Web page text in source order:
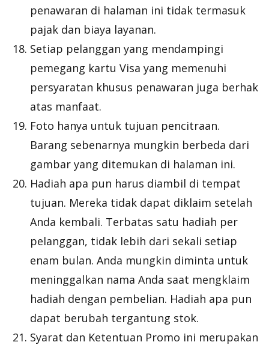
penawaran di halaman ini tidak termasuk
pajak dan biaya layanan.
Setiap pelanggan yang mendampingi
pemegang kartu Visa yang memenuhi
persyaratan khusus penawaran juga berhak
atas manfaat.
Foto hanya untuk tujuan pencitraan.
Barang sebenarnya mungkin berbeda dari
gambar yang ditemukan di halaman ini.
Hadiah apa pun harus diambil di tempat
tujuan. Mereka tidak dapat diklaim setelah
Anda kembali. Terbatas satu hadiah per
pelanggan, tidak lebih dari sekali setiap
enam bulan. Anda mungkin diminta untuk
meninggalkan nama Anda saat mengklaim
hadiah dengan pembelian. Hadiah apa pun
dapat berubah tergantung stok.
Syarat dan Ketentuan Promo ini merupakan